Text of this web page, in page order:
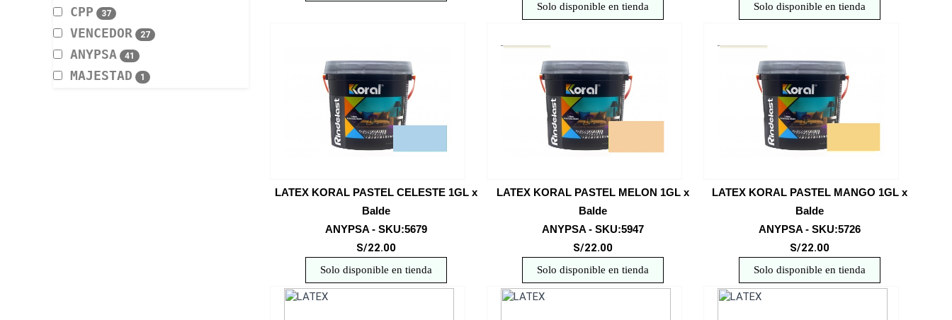
CPP 37
VENCEDOR 27
ANYPSA 41
MAJESTAD 1
Solo disponible en tienda Solo disponible en tienda
LATEX KORAL PASTEL CELESTE 1GL x
Balde
ANYPSA - SKU:5679
S/22.00
Solo disponible en tienda
LATEX KORAL PASTEL MELON 1GL x
Balde
ANYPSA - SKU:5947
S/22.00
Solo disponible en tienda
LATEX KORAL PASTEL MANGO 1GL x
Balde
ANYPSA - SKU:5726
S/22.00
Solo disponible en tienda